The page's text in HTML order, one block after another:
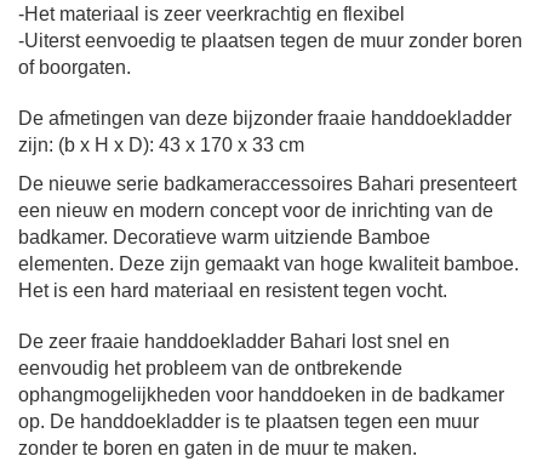
-Het materiaal is zeer veerkrachtig en flexibel
-Uiterst eenvoedig te plaatsen tegen de muur zonder boren
of boorgaten.
De afmetingen van deze bijzonder fraaie handdoekladder
zijn: (b x H x D): 43 x 170 x 33 cm
De nieuwe serie badkameraccessoires Bahari presenteert
een nieuw en modern concept voor de inrichting van de
badkamer. Decoratieve warm uitziende Bamboe
elementen. Deze zijn gemaakt van hoge kwaliteit bamboe.
Het is een hard materiaal en resistent tegen vocht.
De zeer fraaie handdoekladder Bahari lost snel en
eenvoudig het probleem van de ontbrekende
ophangmogelijkheden voor handdoeken in de badkamer
op. De handdoekladder is te plaatsen tegen een muur
zonder te boren en gaten in de muur te maken.